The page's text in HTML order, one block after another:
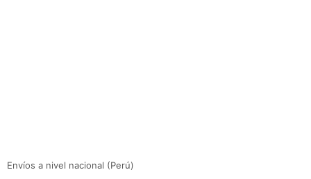
Envíos a nivel nacional (Perú)